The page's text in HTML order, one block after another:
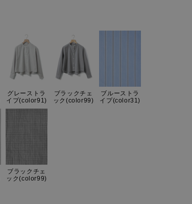
グレーストラ
イプ(color91)
ブラックチェ
ック(color99)
ブルーストラ
イプ(color31)
ブラックチェ
ック(color99)